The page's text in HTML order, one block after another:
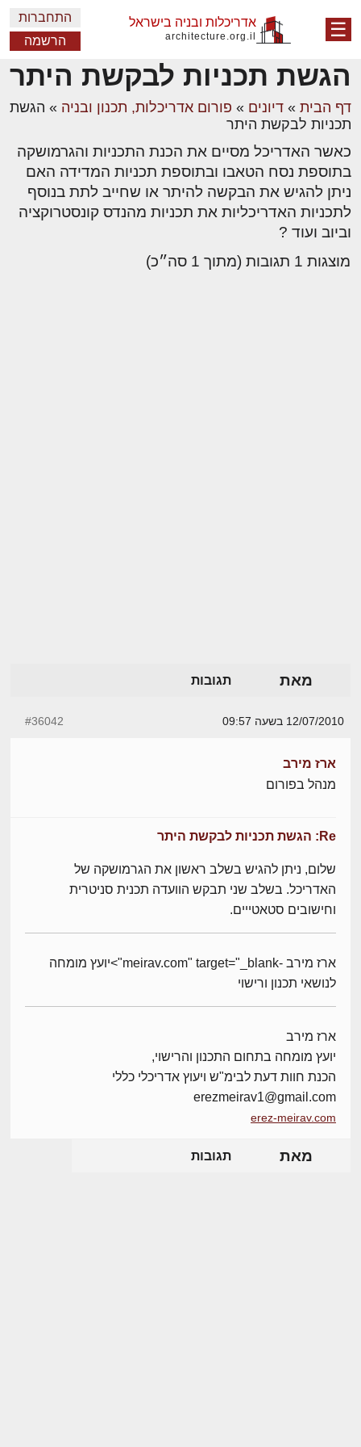
☰ אדריכלות ובניה בישראל
architecture.org.il
התחברות
הרשמה
הגשת תכניות לבקשת היתר
דף הבית » דיונים » פורום אדריכלות, תכנון ובניה » הגשת
תכניות לבקשת היתר
כאשר האדריכל מסיים את הכנת התכניות והגרמושקה
בתוספת נסח הטאבו ובתוספת תכניות המדידה האם
ניתן להגיש את הבקשה להיתר או שחייב לתת בנוסף
לתכניות האדריכליות את תכניות מהנדס קונסטרוקציה
וביוב ועוד ?
מוצגות 1 תגובות (מתוך 1 סה״כ)
מאת תגובות
12/07/2010 בשעה 09:57 #36042
ארז מירב
מנהל בפורום
Re: הגשת תכניות לבקשת היתר
שלום, ניתן להגיש בשלב ראשון את הגרמושקה של
האדריכל. בשלב שני תבקש הוועדה תכנית סניטרית
וחישובים סטאטייים.
ארז מירב -meirav.com" target="_blank">יועץ מומחה
לנושאי תכנון ורישוי
ארז מירב
יועץ מומחה בתחום התכנון והרישוי,
הכנת חוות דעת לבימ"ש ויעוץ אדריכלי כללי
erezmeirav1@gmail.com
erez-meirav.com
מאת תגובות